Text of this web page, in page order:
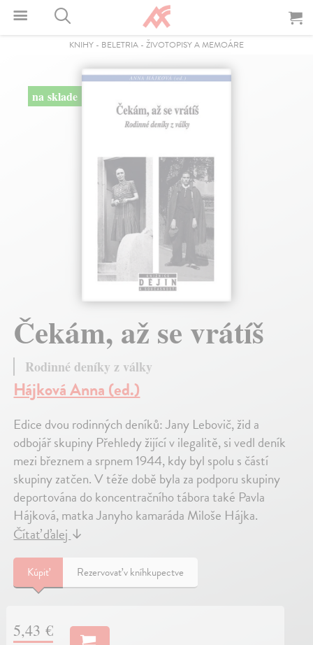
KNIHY - BELETRIA - ŽIVOTOPISY A MEMOÁRE
na sklade
Čekám, až se vrátíš
Rodinné deníky z války
Hájková Anna (ed.)
Edice dvou rodinných deníků: Jany Lebovič, žid a
odbojář skupiny Přehledy žijící v ilegalitě, si vedl deník
mezi březnem a srpnem 1944, kdy byl spolu s částí
skupiny zatčen. V téže době byla za podporu skupiny
deportována do koncentračního tábora také Pavla
Hájková, matka Janyho kamaráda Miloše Hájka.
Čítať ďalej↓
Kúpiť Rezervovať v kníhkupectve
5,43 €